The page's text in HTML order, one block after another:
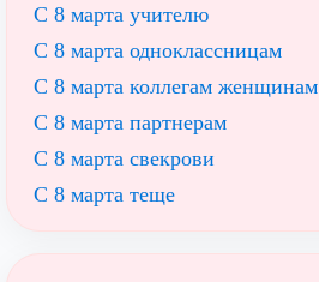
С 8 марта учителю
С 8 марта одноклассницам
С 8 марта коллегам женщинам
С 8 марта партнерам
С 8 марта свекрови
С 8 марта теще